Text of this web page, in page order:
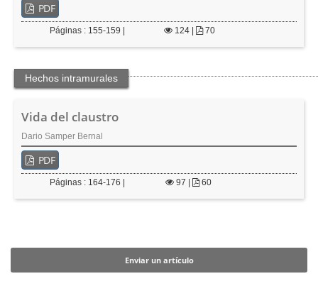
PDF
Páginas : 155-159 | 124 | 70
Hechos intramurales
Vida del claustro
Dario Samper Bernal
PDF
Páginas : 164-176 | 97 | 60
Enviar un artículo